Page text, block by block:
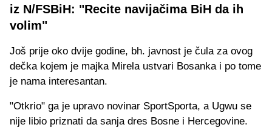
iz N/FSBiH: "Recite navijačima BiH da ih
volim"
Još prije oko dvije godine, bh. javnost je čula za ovog
dečka kojem je majka Mirela ustvari Bosanka i po tome
je nama interesantan.
"Otkrio" ga je upravo novinar SportSporta, a Ugwu se
nije libio priznati da sanja dres Bosne i Hercegovine.